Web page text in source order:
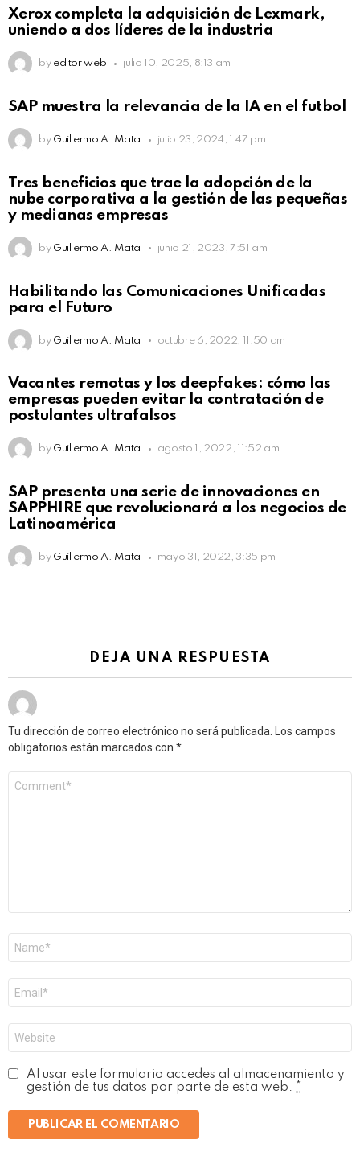
Xerox completa la adquisición de Lexmark,
uniendo a dos líderes de la industria
by editor web julio 10, 2025, 8:13 am
SAP muestra la relevancia de la IA en el futbol
by Guillermo A. Mata julio 23, 2024, 1:47 pm
Tres beneficios que trae la adopción de la
nube corporativa a la gestión de las pequeñas
y medianas empresas
by Guillermo A. Mata junio 21, 2023, 7:51 am
Habilitando las Comunicaciones Unificadas
para el Futuro
by Guillermo A. Mata octubre 6, 2022, 11:50 am
Vacantes remotas y los deepfakes: cómo las
empresas pueden evitar la contratación de
postulantes ultrafalsos
by Guillermo A. Mata agosto 1, 2022, 11:52 am
SAP presenta una serie de innovaciones en
SAPPHIRE que revolucionará a los negocios de
Latinoamérica
by Guillermo A. Mata mayo 31, 2022, 3:35 pm
DEJA UNA RESPUESTA
Tu dirección de correo electrónico no será publicada.
Los campos
obligatorios están marcados con *
electrónico
*
Al usar este formulario accedes al almacenamiento y
gestión de tus datos por parte de esta web.